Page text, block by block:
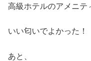
高級ホテルのアメニ
いい匂いでよかった！
あと、